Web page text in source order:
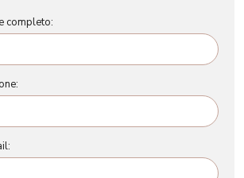
completo: